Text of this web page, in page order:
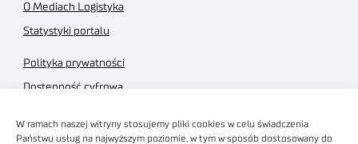
W ramach naszej witryny stosujemy pliki cookies w celu świadczenia
Państwu usług na najwyższym poziomie, w tym w sposób dostosowany do
O Mediach Logistyka
Statystyki portalu
Polityka prywatności
Dostępność cyfrowa
Regulamin sklepu